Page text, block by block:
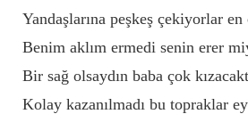
Yandaşlarına peşkeş çekiyorlar
Benim aklım ermedi senin erer
Bir sağ olsaydın baba çok
Kolay kazanılmadı bu topraklar